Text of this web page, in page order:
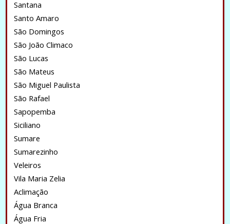
Santana
Santo Amaro
São Domingos
São João Climaco
São Lucas
São Mateus
São Miguel Paulista
São Rafael
Sapopemba
Siciliano
Sumare
Sumarezinho
Veleiros
Vila Maria Zelia
Aclimação
Água Branca
Água Fria